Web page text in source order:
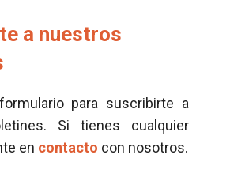
a nuestros
para suscribirte a
Si tienes cualquier
en contacto con nosotros.